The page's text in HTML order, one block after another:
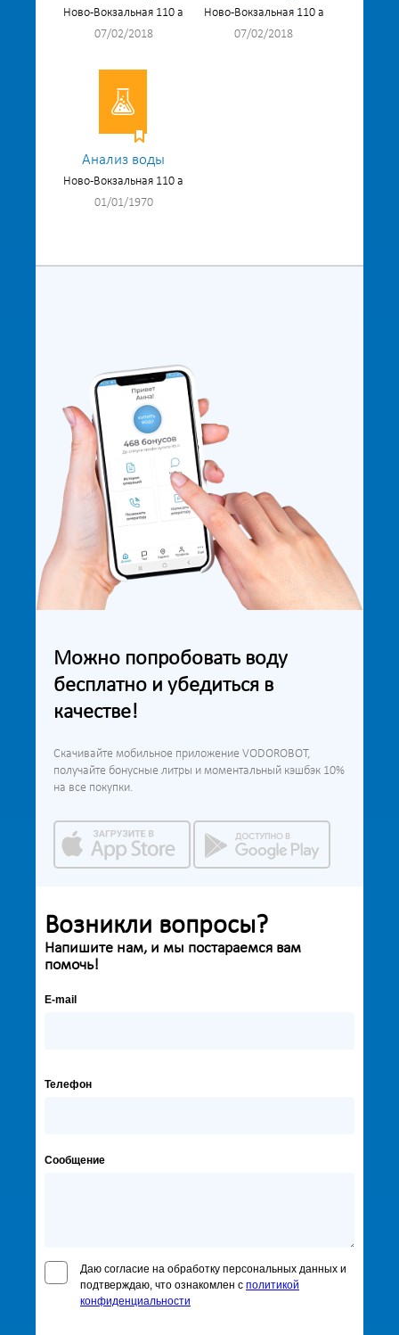
Ново-Вокзальная 110 а
07/02/2018
Ново-Вокзальная 110 а
07/02/2018
Анализ воды
Ново-Вокзальная 110 а
01/01/1970
Можно попробовать воду
бесплатно и убедиться в
качестве!
Скачивайте мобильное приложение VODOROBOT,
получайте бонусные литры и моментальный кэшбэк 10%
на все покупки.
Возникли вопросы?
Напишите нам, и мы постараемся вам
помочь!
E-mail
Телефон
Сообщение
Даю согласие на обработку персональных данных и
подтверждаю, что ознакомлен с политикой
конфиденциальности